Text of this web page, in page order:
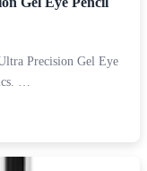
Precision Gel Eye
…